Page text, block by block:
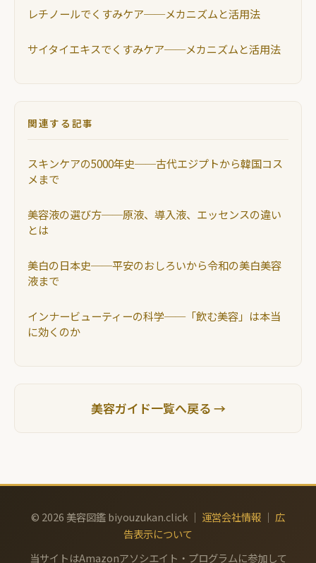
レチノールでくすみケア──メカニズムと活用法
サイタイエキスでくすみケア──メカニズムと活用法
関連する記事
スキンケアの5000年史──古代エジプトから韓国コス
メまで
美容液の選び方──原液、導入液、エッセンスの違い
とは
美白の日本史──平安のおしろいから令和の美白美容
液まで
インナービューティーの科学──「飲む美容」は本当
に効くのか
美容ガイド一覧へ戻る →
© 2026 美容図鑑 biyouzukan.click ｜ 運営会社情報 ｜ 広
告表示について
当サイトはAmazonアソシエイト・プログラムに参加して